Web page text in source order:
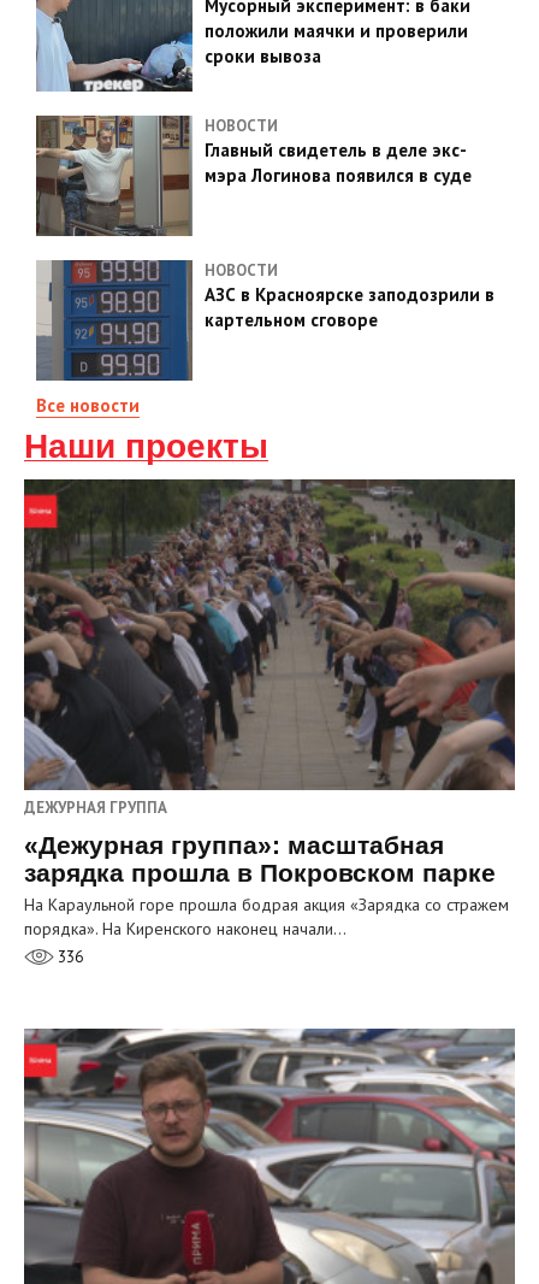
Мусорный эксперимент: в баки
положили маячки и проверили
сроки вывоза
НОВОСТИ
Главный свидетель в деле экс-
мэра Логинова появился в суде
НОВОСТИ
АЗС в Красноярске заподозрили в
картельном сговоре
Все новости
Наши проекты
ДЕЖУРНАЯ ГРУППА
«Дежурная группа»: масштабная
зарядка прошла в Покровском парке
На Караульной горе прошла бодрая акция «Зарядка со стражем
порядка». На Киренского наконец начали…
336